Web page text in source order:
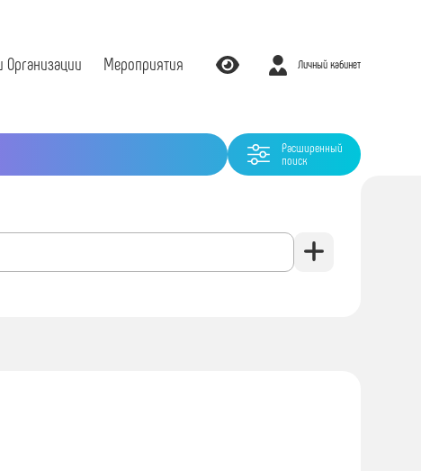
Организации Мероприятия Личный кабинет
Расширенный
поиск